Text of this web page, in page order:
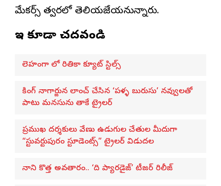
మేకర్స్ త్వరలో తెలియజేయనున్నారు.
ఇవి కూడా చదవండి
లెహంగా లో రితికా క్యూట్ స్టిల్స్
కింగ్ నాగార్జున లాంచ్ చేసిన ‘పళ్ళ బురుసు’ నవ్వులతో
పాటు మనసును తాకే ట్రైలర్
ప్రముఖ దర్శకులు వేణు ఉడుగుల చేతుల మీదుగా
“స్టువర్టుపురం స్టూడెంట్స్” ట్రైలర్ విడుదల
నాని కొత్త అవతారం.. ‘ది ప్యారడైజ్’ టీజర్ రిలీజ్